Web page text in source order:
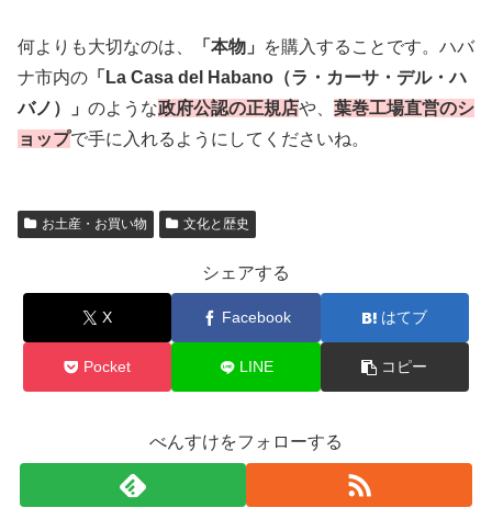
何よりも大切なのは、 「本物」
を購入することです。ハバ
ナ市内の 「La Casa del Habano（ラ・カーサ・デル・ハ
バノ ）」 のような政府公認の正規店や、 葉巻工場直営のシ
ョップで手に入れるようにしてくださいね。
お土産・お買い物 文化と歴史
シェアする
X Facebook はてブ
Pocket LINE コピー
べんすけをフォローする